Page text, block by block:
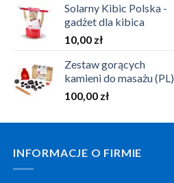
Solarny Kibic Polska -
gadżet dla kibica
10,00 zł
Zestaw gorących
kamieni do masażu (PL)
100,00 zł
INFORMACJE O FIRMIE